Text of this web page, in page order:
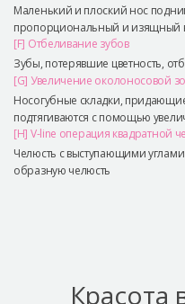
Маленький и плоский нос
пропорциональный и изящный
[F] Отбеливание зубов
Зубы, потерявшие цветность,
[G] Увеличение околоносовой
Носогубные складки,
подтягиваются с помощью
[H] V-line операция квадратной
Челюсть с выступающими
образную челюсть